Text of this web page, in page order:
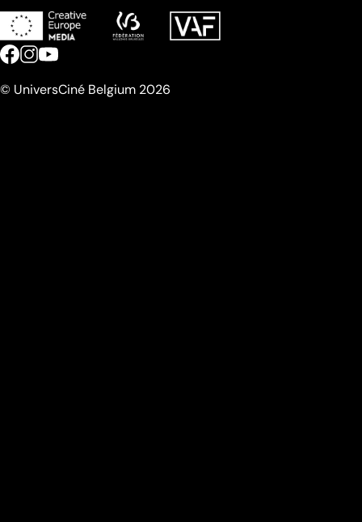
© UniversCiné Belgium 2026